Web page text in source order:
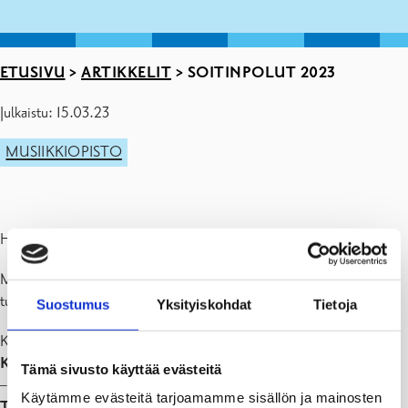
Suostumus Yksityiskohdat Tietoja
Tämä sivusto käyttää evästeitä
Käytämme evästeitä tarjoamamme sisällön ja mainosten
ETUSIVU > ARTIKKELIT > SOITINPOLUT 2023
Julkaistu: 15.03.23
MUSIIKKIOPISTO
Haluaisitko aloittaa musiikkiharrastuksen?
Musiikkiopisto toivottaa sinut tervetulleeksi Soitinpoluille
tutustumaan eri soittimiin!
Kevään 2023 Soitinpolut järjestetään musiikkiopiston tiloissa:
Karjaa, Kulttuuritalo Fokus, pe 24.3. klo 16-17.30
– Tervetuloa myös kansanmusiikkiyhtye Tallarin jammailukonserttiin